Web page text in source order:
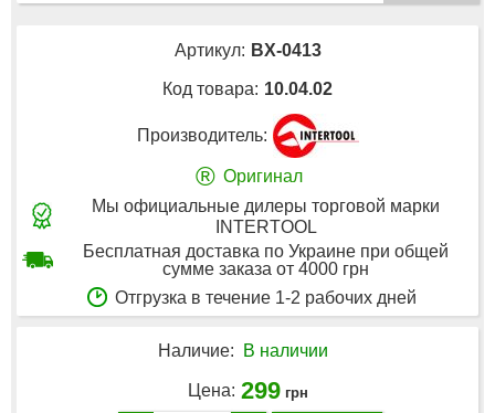
Артикул: BX-0413
Код товара: 10.04.02
Производитель:
® Оригинал
Мы официальные дилеры торговой марки
INTERTOOL
Бесплатная доставка по Украине при общей
сумме заказа от 4000 грн
Отгрузка в течение 1-2 рабочих дней
Наличие: В наличии
Цена: 299 грн